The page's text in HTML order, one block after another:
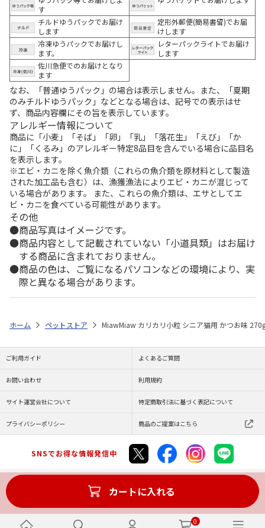
0
す
チルドゆうパックでお届け
します
定形外郵便(簡易書留)でお届
けします
冷凍ゆうパックでお届けし
ます。
レターパックライトでお届け
します
佐川急便でのお届けとなり
ます
なお、「普通ゆうパック」の場合は表示しません。また、「夏期
のみチルドゆうパック」などとなる場合は、記号での表示はせ
ず、商品内容欄にその旨を表示しています。
アレルギー情報について
商品に「小麦」「そば」「卵」「乳」「落花生」「えび」「か
に」「くるみ」のアレルギー特定8品目を含んでいる場合に品目名
を表示します。
※エビ・カニを除く魚介類（これらの魚介類を原材料として製造
された加工品も含む）は、漁獲漁法によりエビ・カニが混じって
いる場合があります。 また、これらの魚介類は、エサとしてエ
ビ・カニを食べている可能性があります。
その他
商品写真はイメージです。
商品内容として記載されていない「小道具類」はお届け
する商品に含まれておりません。
商品の色は、ご覧になるパソコンなどの環境により、実
際と異なる場合があります。
カートに入れる
ホーム ペットストア MiawMiaw カリカリ小粒 シニア猫用 かつお味
ご利用ガイド よくあるご質問
お問い合わせ 利用規約
サイト運営会社について 特定商取引法に基づく表記について
プライバシーポリシー 商品のご提案はこちら
SNSでお得な情報発信中